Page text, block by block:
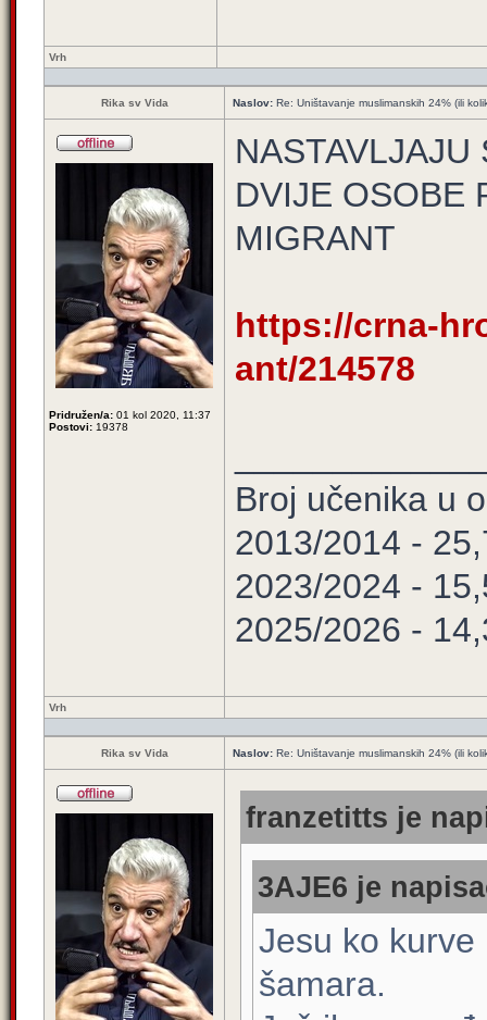
Vrh
Rika sv Vida Naslov: Re: Uništavanje muslimanskih 24% (ili
Pridružen/a: 01 kol 2020, 11:37
Postovi: 19378
DVIJE OSOBE
MIGRANT
https://crna-
ant/214578
Broj učenika u
2013/2014 -
2023/2024 -
2025/2026 -
Vrh
Rika sv Vida Naslov: Re: Uništavanje muslimanskih 24% (ili
franzetitts je
3AJE6 je
Jesu ko
šamara.